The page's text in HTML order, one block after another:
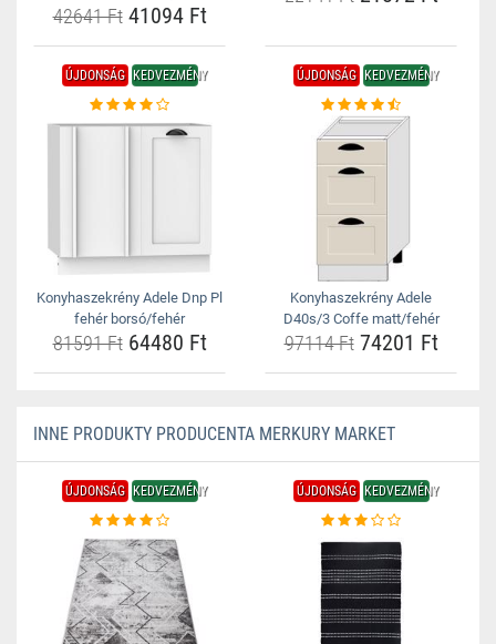
42641 Ft41094 Ft
ÚJDONSÁG KEDVEZMÉNY
Konyhaszekrény Adele Dnp Pl
fehér borsó/fehér
81591 Ft64480 Ft
ÚJDONSÁG KEDVEZMÉNY
Konyhaszekrény Adele
D40s/3 Coffe matt/fehér
97114 Ft74201 Ft
INNE PRODUKTY PRODUCENTA MERKURY MARKET
ÚJDONSÁG KEDVEZMÉNY ÚJDONSÁG KEDVEZMÉNY